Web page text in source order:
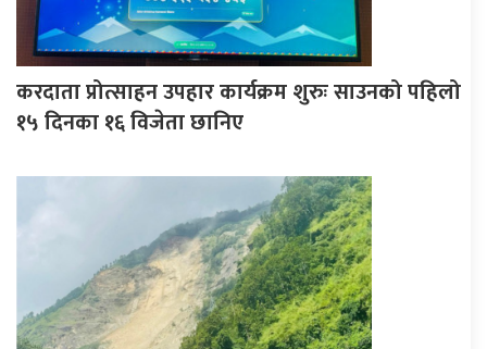
करदाता प्रोत्साहन उपहार कार्यक्रम शुरुः साउनको पहिलो
१५ दिनका १६ विजेता छानिए